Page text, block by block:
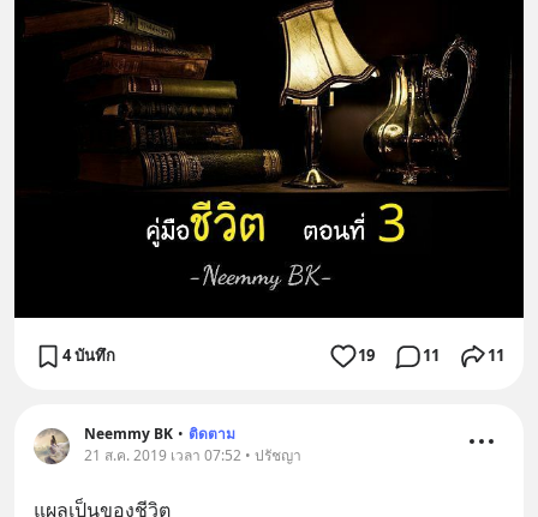
4 บันทึก 19 11 11
Neemmy BK • ติดตาม
21 ส.ค. 2019 เวลา 07:52 • ปรัชญา
แผลเป็นของชีวิต